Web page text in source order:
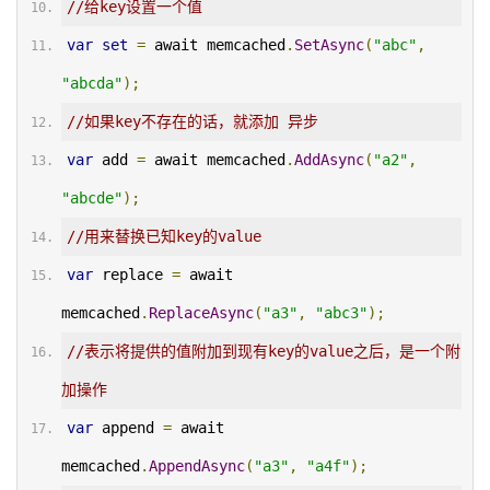
//给key设置一个值
var set = await memcached . SetAsync( "abc" ,
"abcda");
//如果key不存在的话，就添加 异步
var add = await memcached .AddAsync( "a2" ,
"abcde");
//用来替换已知key的value
var replace = await
memcached . ReplaceAsync( "a3" , "abc3");
//表示将提供的值附加到现有key的value之后，是一个附
加操作
var append = await
memcached .AppendAsync( "a3" , "a4f");